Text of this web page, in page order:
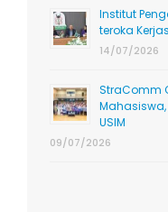
Institut
teroka
14/07/2026
StraComm
Mahasiswa,
USIM
09/07/2026